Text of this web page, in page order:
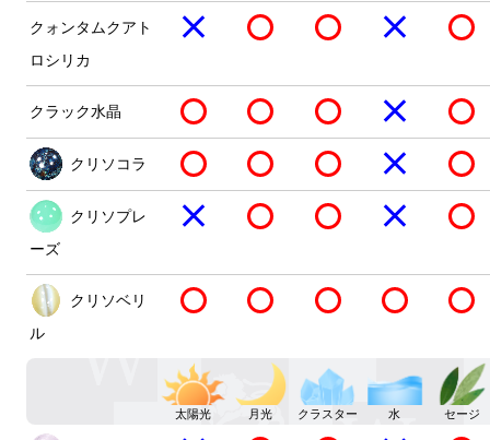
クォンタムクアト
ロシリカ
クラック水晶
クリソコラ
クリソプレ
ーズ
クリソベリ
ル
太陽光 月光 クラスター 水 セージ